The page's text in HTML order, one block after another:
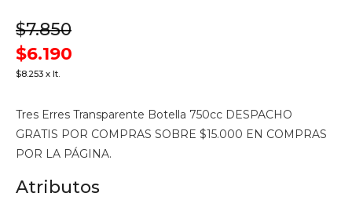
$7.850
$6.190
$8.253 x lt.
Tres Erres Transparente Botella 750cc DESPACHO
GRATIS POR COMPRAS SOBRE $15.000 EN COMPRAS
POR LA PÁGINA.
Atributos